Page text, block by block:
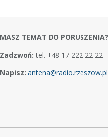
MASZ TEMAT DO PORUSZENIA?
Zadzwoń: tel. +48 17 222 22 22
Napisz: antena@radio.rzeszow.pl